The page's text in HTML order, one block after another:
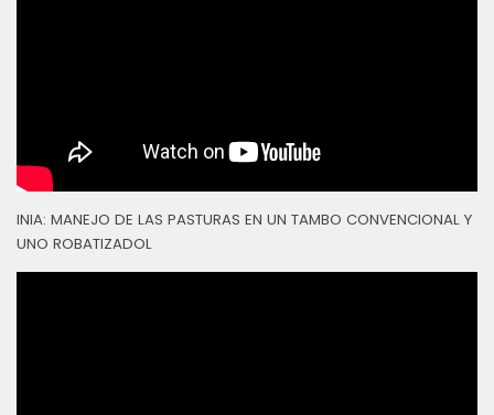
INIA: MANEJO DE LAS PASTURAS EN UN TAMBO CONVENCIONAL Y
UNO ROBATIZADOL